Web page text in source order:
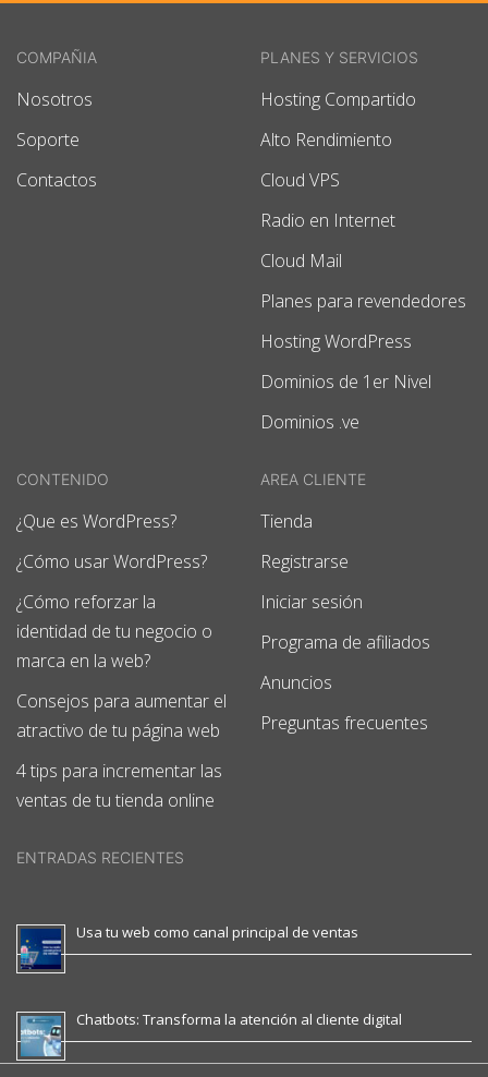
COMPAÑIA
Nosotros
Soporte
Contactos
PLANES Y SERVICIOS
Hosting Compartido
Alto Rendimiento
Cloud VPS
Radio en Internet
Cloud Mail
Planes para revendedores
Hosting WordPress
Dominios de 1er Nivel
Dominios .ve
CONTENIDO
¿Que es WordPress?
¿Cómo usar WordPress?
¿Cómo reforzar la
identidad de tu negocio o
marca en la web?
Consejos para aumentar el
atractivo de tu página web
4 tips para incrementar las
ventas de tu tienda online
AREA CLIENTE
Tienda
Registrarse
Iniciar sesión
Programa de afiliados
Anuncios
Preguntas frecuentes
ENTRADAS RECIENTES
Usa tu web como canal principal de ventas
Chatbots: Transforma la atención al cliente digital